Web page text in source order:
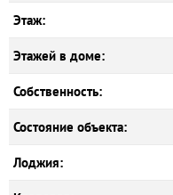
Этаж:
Этажей в доме:
Собственность:
Состояние объекта:
Лоджия: